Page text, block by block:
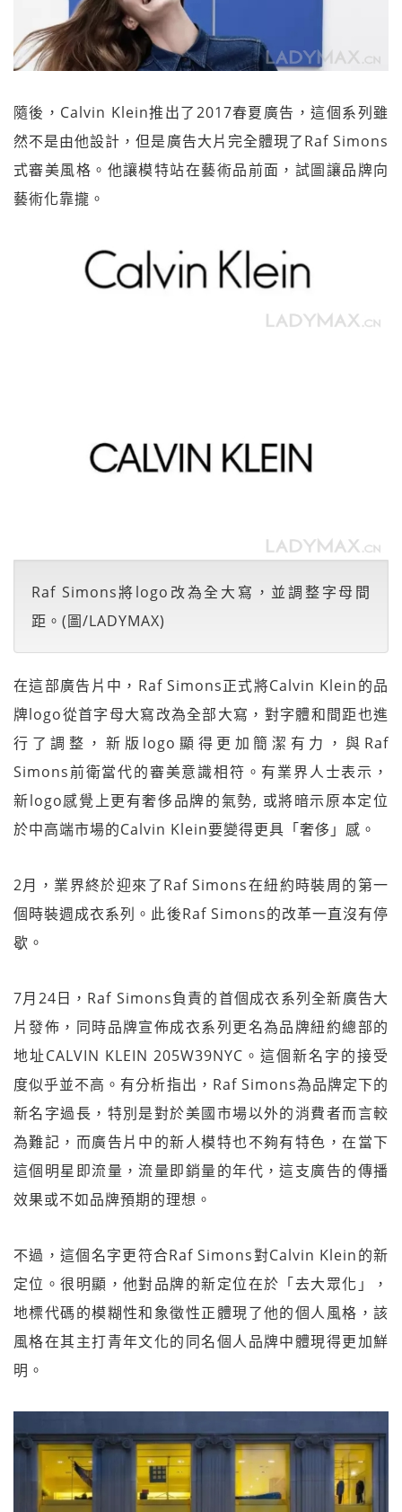
隨後，Calvin Klein推出了2017春夏廣告，這個系列雖
然不是由他設計，但是廣告大片完全體現了Raf Simons
式審美風格。他讓模特站在藝術品前面，試圖讓品牌向
藝術化靠攏。
Raf Simons將logo改為全大寫，並調整字母間
距。(圖/LADYMAX)
在這部廣告片中，Raf Simons正式將Calvin Klein的品
牌logo從首字母大寫改為全部大寫，對字體和間距也進
行了調整，新版logo顯得更加簡潔有力，與Raf
Simons前衛當代的審美意識相符。有業界人士表示，
新logo感覺上更有奢侈品牌的氣勢, 或將暗示原本定位
於中高端市場的Calvin Klein要變得更具「奢侈」感。
2月，業界終於迎來了Raf Simons在紐約時裝周的第一
個時裝週成衣系列。此後Raf Simons的改革一直沒有停
歇。
7月24日，Raf Simons負責的首個成衣系列全新廣告大
片發佈，同時品牌宣佈成衣系列更名為品牌紐約總部的
地址CALVIN KLEIN 205W39NYC。這個新名字的接受
度似乎並不高。有分析指出，Raf Simons為品牌定下的
新名字過長，特別是對於美國市場以外的消費者而言較
為難記，而廣告片中的新人模特也不夠有特色，在當下
這個明星即流量，流量即銷量的年代，這支廣告的傳播
效果或不如品牌預期的理想。
不過，這個名字更符合Raf Simons對Calvin Klein的新
定位。很明顯，他對品牌的新定位在於「去大眾化」，
地標代碼的模糊性和象徵性正體現了他的個人風格，該
風格在其主打青年文化的同名個人品牌中體現得更加鮮
明。